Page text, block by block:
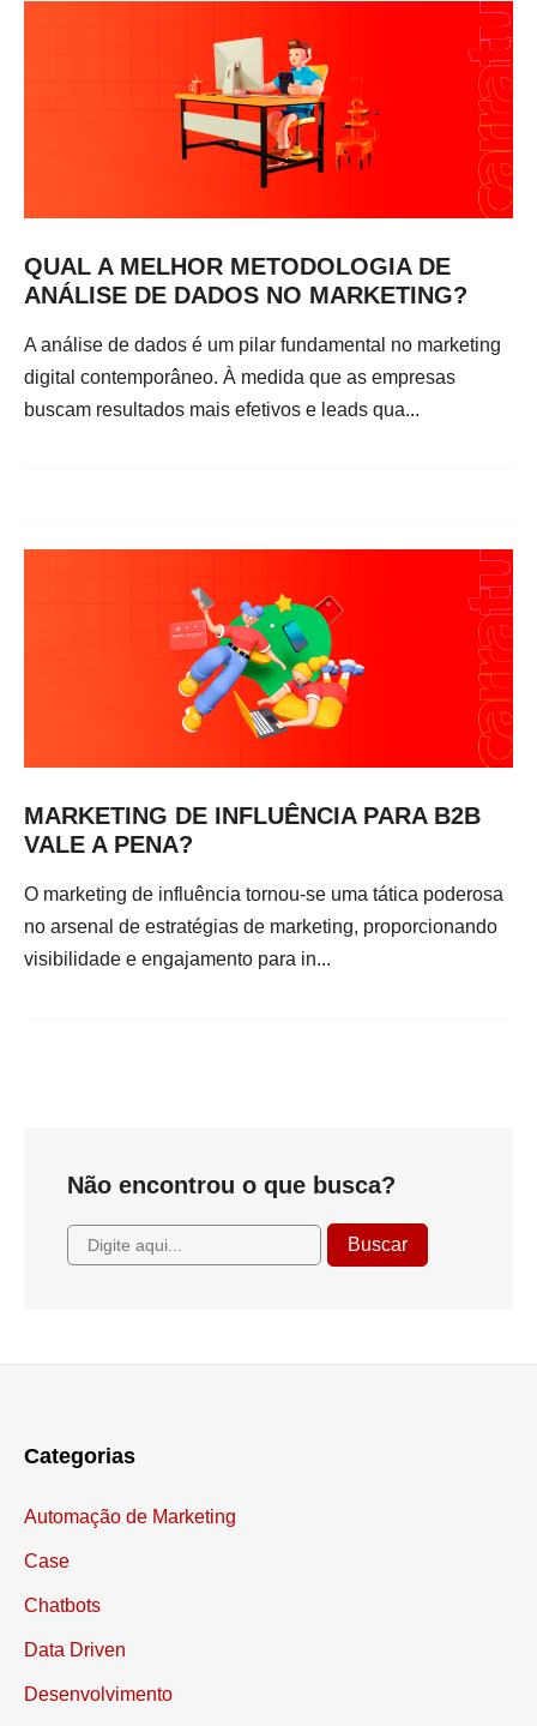
QUAL A MELHOR METODOLOGIA DE
ANÁLISE DE DADOS NO MARKETING?
A análise de dados é um pilar fundamental no marketing
digital contemporâneo. À medida que as empresas
buscam resultados mais efetivos e leads qua...
MARKETING DE INFLUÊNCIA PARA B2B
VALE A PENA?
O marketing de influência tornou-se uma tática poderosa
no arsenal de estratégias de marketing, proporcionando
visibilidade e engajamento para in...
Não encontrou o que busca?
Categorias
Automação de Marketing
Case
Chatbots
Data Driven
Desenvolvimento